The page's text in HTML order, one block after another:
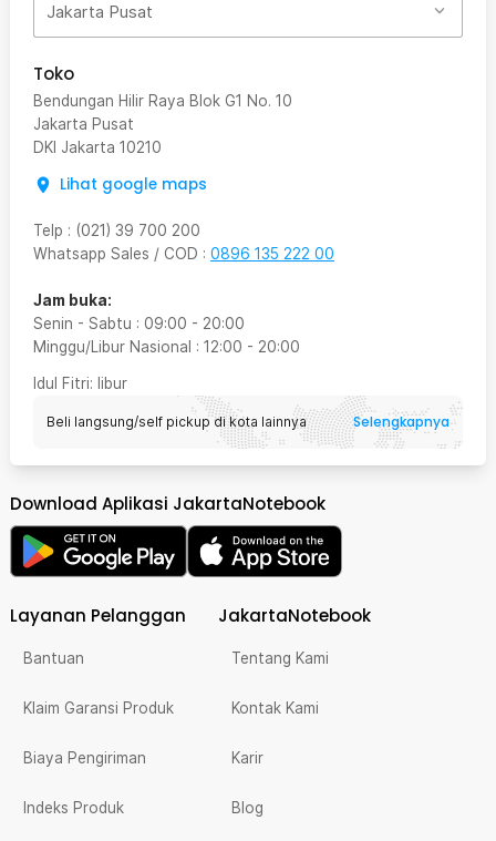
Jakarta Pusat
Toko
Bendungan Hilir Raya Blok G1 No. 10
Jakarta Pusat
DKI Jakarta 10210
Lihat google maps
Telp : (021) 39 700 200
Whatsapp Sales / COD : 0896 135 222 00
Jam buka:
Senin - Sabtu : 09:00 - 20:00
Minggu/Libur Nasional : 12:00 - 20:00
Idul Fitri: libur
Beli langsung/self pickup di kota lainnya Selengkapnya
Download Aplikasi JakartaNotebook
Layanan Pelanggan
Bantuan
Klaim Garansi Produk
Biaya Pengiriman
Indeks Produk
JakartaNotebook
Tentang Kami
Kontak Kami
Karir
Blog